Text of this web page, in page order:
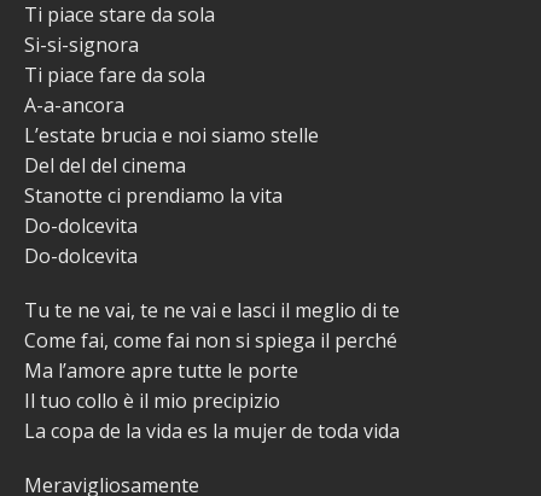
Ti piace stare da sola
Si-si-signora
Ti piace fare da sola
A-a-ancora
L’estate brucia e noi siamo stelle
Del del del cinema
Stanotte ci prendiamo la vita
Do-dolcevita
Do-dolcevita
Tu te ne vai, te ne vai e lasci il meglio di te
Come fai, come fai non si spiega il perché
Ma l’amore apre tutte le porte
Il tuo collo è il mio precipizio
La copa de la vida es la mujer de toda vida
Meravigliosamente